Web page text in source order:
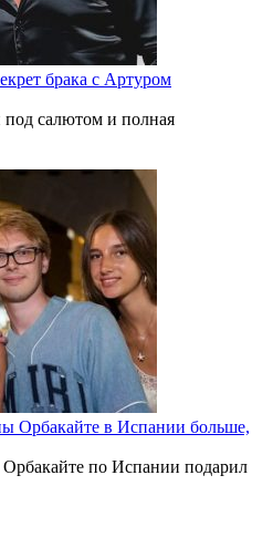
брака с Артуром
салютом и полная
Орбакайте в Испании больше,
по Испании подарил